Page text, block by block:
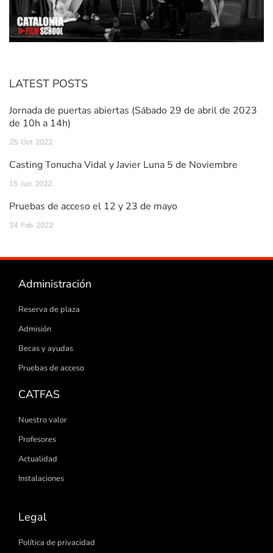
LATEST POSTS
Jornada de puertas abiertas (Sábado 29 de abril de 2023
de 10h a 14h)
25 Oct 2022
Casting Tonucha Vidal y Javier Luna 5 de Noviembre
15 Jun 2022
Pruebas de acceso el 12 y 23 de mayo
24 Feb 2022
Administración
Reserva de plaza
Admisión
Becas y ayudas
Pruebas de acceso
CATFAS
Nuestro valor
Profesores
Actualidad
Instalaciones
Legal
Política de privacidad